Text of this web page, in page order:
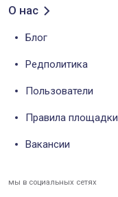
О нас
Блог
Редполитика
Пользователи
Правила площадки
Вакансии
мы в социальных сетях